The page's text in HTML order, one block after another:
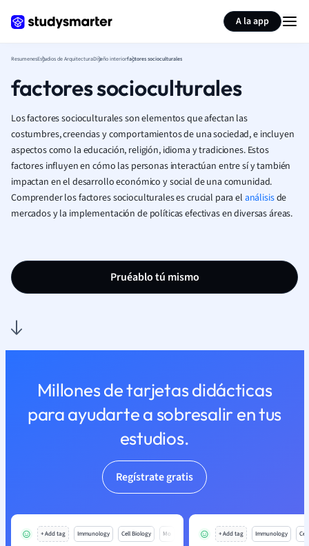
A la app
ResumenesEstudios de ArquitecturaDiseño interiorfactores socioculturales
factores socioculturales
Los factores socioculturales son elementos que afectan las
costumbres, creencias y comportamientos de una sociedad, e incluyen
aspectos como la educación, religión, idioma y tradiciones. Estos
factores influyen en cómo las personas interactúan entre sí y también
impactan en el desarrollo económico y social de una comunidad.
Comprender los factores socioculturales es crucial para el análisisde
mercados y la implementación de políticas efectivas en diversas áreas.
Pruéablo tú mismo
Millones de tarjetas didácticas
para ayudarte a sobresalir en tus
estudios.
Regístrate gratis
+ Add tag Immunology Cell Biology Mo + Add tag Immunology
Resumir página